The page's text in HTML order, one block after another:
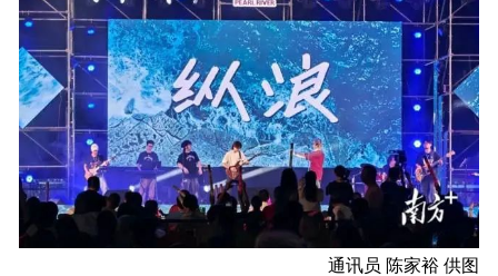
通讯员 陈家裕 供图